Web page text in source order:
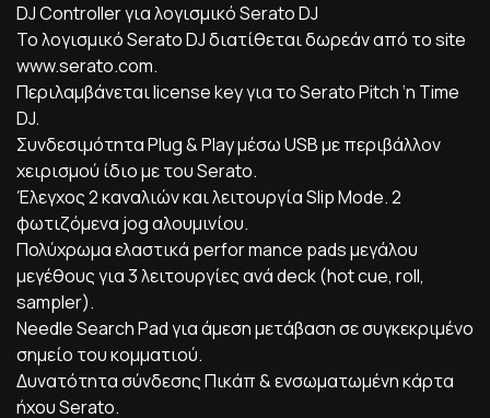
DJ Controller για λογισμικό Serato DJ
Το λογισμικό Serato DJ διατίθεται δωρεάν από το site
www.serato.com.
Περιλαμβάνεται license key για το Serato Pitch ‘n Time
DJ.
Συνδεσιμότητα Plug & Play μέσω USB με περιβάλλον
χειρισμού ίδιο με του Serato.
Έλεγχος 2 καναλιών και λειτουργία Slip Mode. 2
φωτιζόμενα jog αλουμινίου.
Πολύχρωμα ελαστικά perfor mance pads μεγάλου
μεγέθους για 3 λειτουργίες ανά deck (hot cue, roll,
sampler).
Needle Search Pad για άμεση μετάβαση σε συγκεκριμένο
σημείο του κομματιού.
Δυνατότητα σύνδεσης Πικάπ & ενσωματωμένη κάρτα
ήχου Serato.